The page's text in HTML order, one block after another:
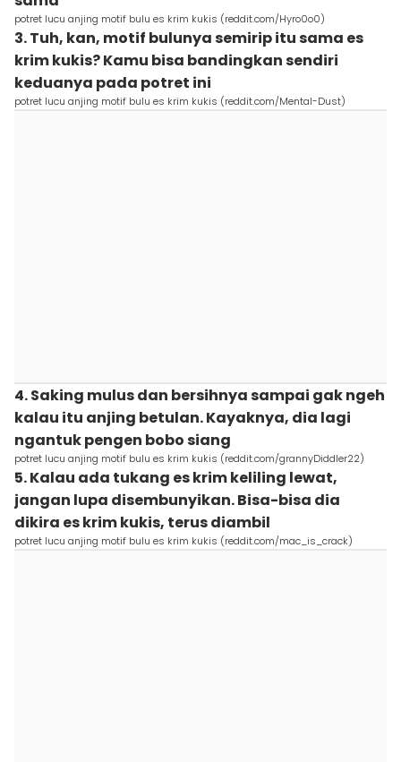
potret lucu anjing motif bulu es krim kukis (reddit.com/Hyro0o0)
3. Tuh, kan, motif bulunya semirip itu sama es
krim kukis? Kamu bisa bandingkan sendiri
keduanya pada potret ini
potret lucu anjing motif bulu es krim kukis (reddit.com/Mental-Dust)
4. Saking mulus dan bersihnya sampai gak ngeh
kalau itu anjing betulan. Kayaknya, dia lagi
ngantuk pengen bobo siang
potret lucu anjing motif bulu es krim kukis (reddit.com/grannyDiddler22)
5. Kalau ada tukang es krim keliling lewat,
jangan lupa disembunyikan. Bisa-bisa dia
dikira es krim kukis, terus diambil
potret lucu anjing motif bulu es krim kukis (reddit.com/mac_is_crack)